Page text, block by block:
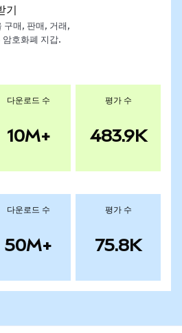
기
매, 판매, 거래,
암호화폐 지갑.
다운로드 수
10M+
평가 수
483.9K
다운로드 수
50M+
평가 수
75.8K